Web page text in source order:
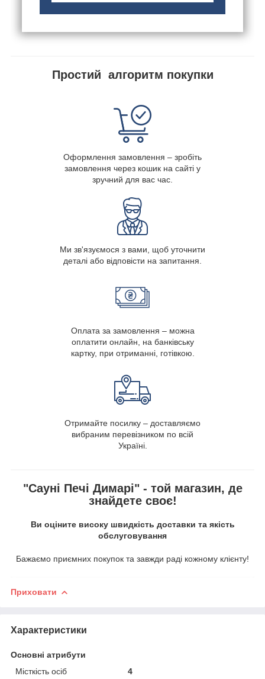
Простий алгоритм покупки
Оформлення замовлення – зробіть
замовлення через кошик на сайті у
зручний для вас час.
Ми зв'язуємося з вами, щоб уточнити
деталі або відповісти на запитання.
Оплата за замовлення – можна
оплатити онлайн, на банківську
картку, при отриманні, готівкою.
Отримайте посилку – доставляємо
вибраним перевізником по всій
Україні.
"Сауні Печі Димарі" - той магазин, де
знайдете своє!
Ви оціните високу швидкість доставки та якість
обслуговування
Бажаємо приємних покупок та завжди раді кожному клієнту!
Приховати
Характеристики
Основні атрибути
Місткість осіб
4